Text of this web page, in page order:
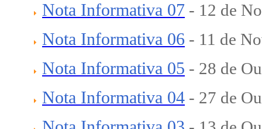
Nota Informativa 07 - 12 de
Nota Informativa 06 - 11 de
Nota Informativa 05 - 28 de
Nota Informativa 04 - 27 de